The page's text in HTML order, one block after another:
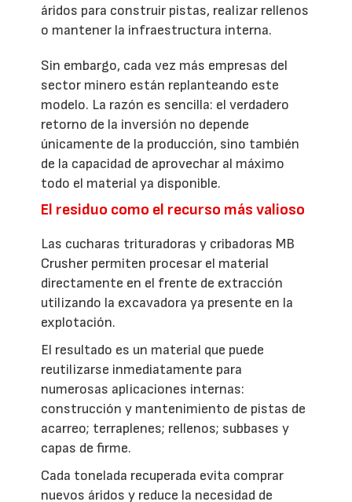
áridos para construir pistas, realizar rellenos
o mantener la infraestructura interna.
Sin embargo, cada vez más empresas del
sector minero están replanteando este
modelo. La razón es sencilla: el verdadero
retorno de la inversión no depende
únicamente de la producción, sino también
de la capacidad de aprovechar al máximo
todo el material ya disponible.
El residuo como el recurso más valioso
Las cucharas trituradoras y cribadoras MB
Crusher permiten procesar el material
directamente en el frente de extracción
utilizando la excavadora ya presente en la
explotación.
El resultado es un material que puede
reutilizarse inmediatamente para
numerosas aplicaciones internas:
construcción y mantenimiento de pistas de
acarreo; terraplenes; rellenos; subbases y
capas de firme.
Cada tonelada recuperada evita comprar
nuevos áridos y reduce la necesidad de